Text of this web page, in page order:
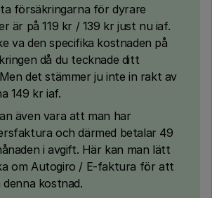
försäkringarna för dyrare
är på 119 kr / 139 kr just nu iaf.
va den specifika kostnaden på
då du tecknade ditt
det stämmer ju inte in rakt av
149 kr iaf.
även vara att man har
och därmed betalar 49
i avgift. Här kan man lätt
om Autogiro / E-faktura för att
denna kostnad.